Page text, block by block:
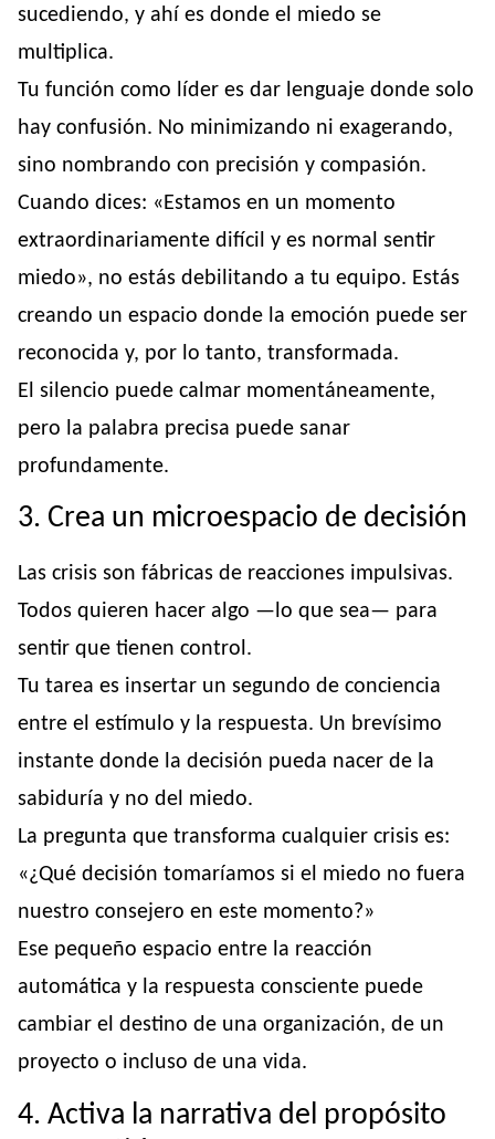
sucediendo, y ahí es donde el miedo se
multiplica.
Tu función como líder es dar lenguaje donde solo
hay confusión. No minimizando ni exagerando,
sino nombrando con precisión y compasión.
Cuando dices: «Estamos en un momento
extraordinariamente difícil y es normal sentir
miedo», no estás debilitando a tu equipo. Estás
creando un espacio donde la emoción puede ser
reconocida y, por lo tanto, transformada.
El silencio puede calmar momentáneamente,
pero la palabra precisa puede sanar
profundamente.
3. Crea un microespacio de decisión
Las crisis son fábricas de reacciones impulsivas.
Todos quieren hacer algo —lo que sea— para
sentir que tienen control.
Tu tarea es insertar un segundo de conciencia
entre el estímulo y la respuesta. Un brevísimo
instante donde la decisión pueda nacer de la
sabiduría y no del miedo.
La pregunta que transforma cualquier crisis es:
«¿Qué decisión tomaríamos si el miedo no fuera
nuestro consejero en este momento?»
Ese pequeño espacio entre la reacción
automática y la respuesta consciente puede
cambiar el destino de una organización, de un
proyecto o incluso de una vida.
4. Activa la narrativa del propósito